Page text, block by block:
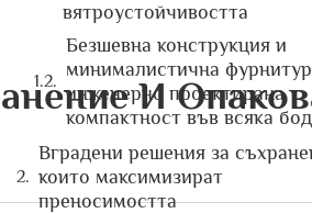
И
вятроустойчивостта
Безшевна конструкция и
минималистична
инженерно проектирана
компактност във всяка
Вградени решения за
които максимизират
преносимостта